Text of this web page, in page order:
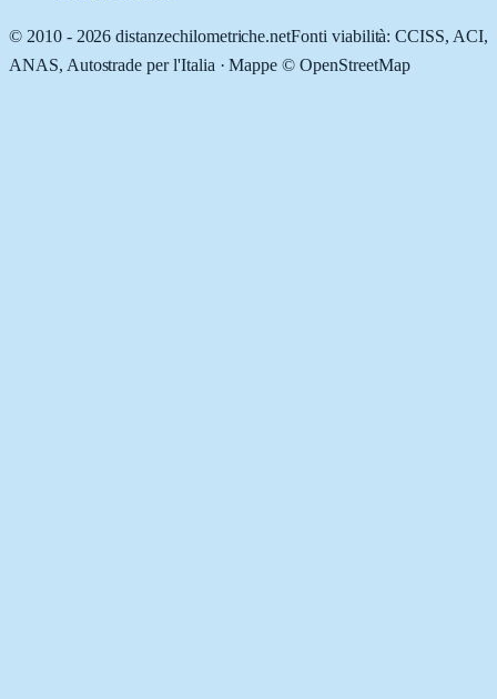
© 2010 - 2026 distanzechilometriche.netFonti viabilità: CCISS, ACI,
ANAS, Autostrade per l'Italia · Mappe © OpenStreetMap